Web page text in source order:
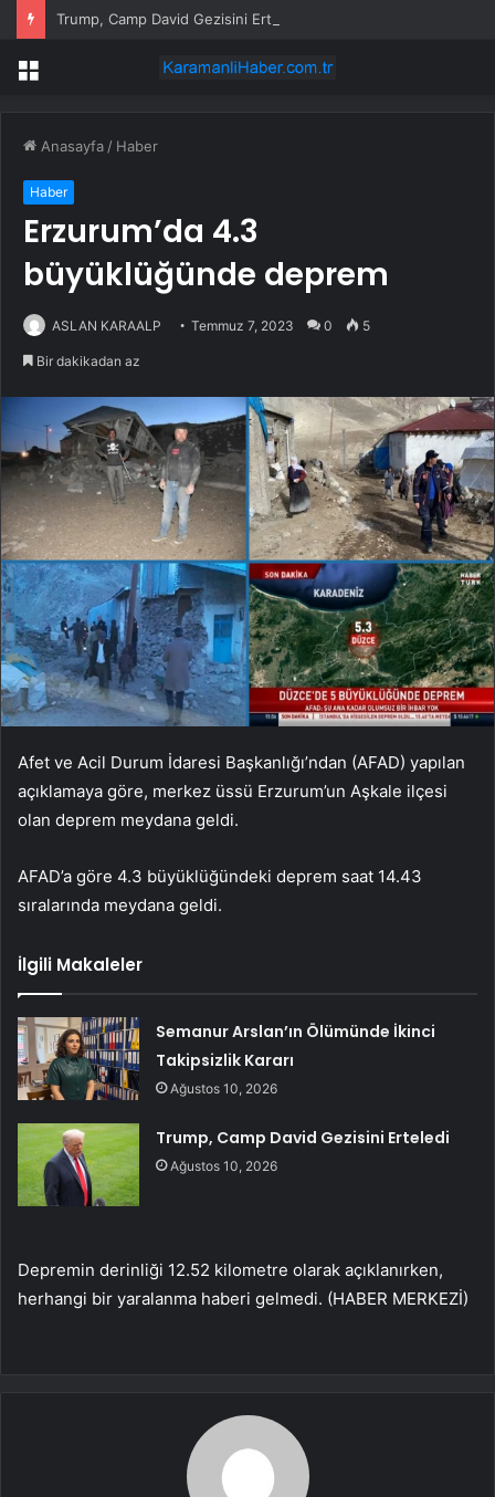
Trump, Camp David Gezisini Erteledi
Menü
Anasayfa / Haber
Haber
Erzurum’da 4.3
büyüklüğünde deprem
ASLAN KARAALP Temmuz 7, 2023 0 5
Bir dakikadan az
Afet ve Acil Durum İdaresi Başkanlığı’ndan (AFAD) yapılan
açıklamaya göre, merkez üssü Erzurum’un Aşkale ilçesi
olan deprem meydana geldi.
AFAD’a göre 4.3 büyüklüğündeki deprem saat 14.43
sıralarında meydana geldi.
İlgili Makaleler
Semanur Arslan’ın Ölümünde İkinci
Takipsizlik Kararı
Ağustos 10, 2026
Trump, Camp David Gezisini Erteledi
Ağustos 10, 2026
Depremin derinliği 12.52 kilometre olarak açıklanırken,
herhangi bir yaralanma haberi gelmedi. (HABER MERKEZİ)